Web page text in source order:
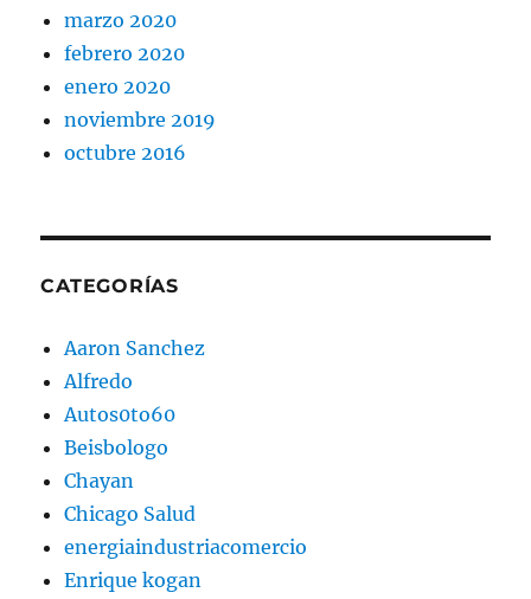
marzo 2020
febrero 2020
enero 2020
noviembre 2019
octubre 2016
CATEGORÍAS
Aaron Sanchez
Alfredo
Autos0to60
Beisbologo
Chayan
Chicago Salud
energiaindustriacomercio
Enrique kogan